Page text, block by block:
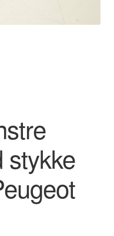
stykke